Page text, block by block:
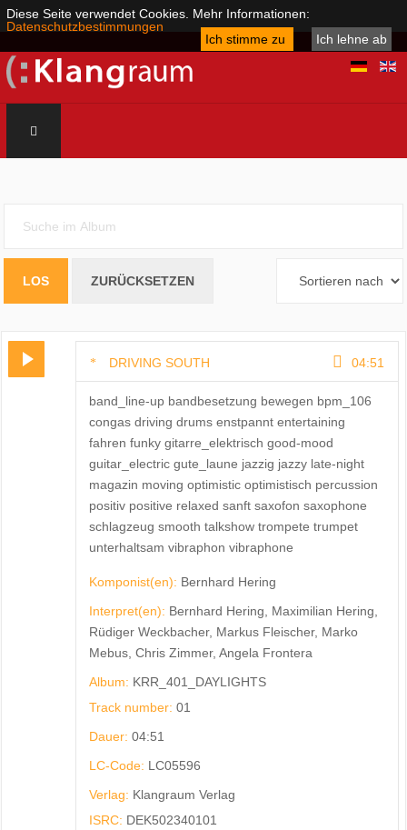
DRIVING SOUTH 04:51
band_line-up bandbesetzung bewegen bpm_106
congas driving drums enstpannt entertaining
fahren funky gitarre_elektrisch good-mood
guitar_electric gute_laune jazzig jazzy late-night
magazin moving optimistic optimistisch percussion
positiv positive relaxed sanft saxofon saxophone
schlagzeug smooth talkshow trompete trumpet
unterhaltsam vibraphon vibraphone
Komponist(en): Bernhard Hering
Interpret(en): Bernhard Hering, Maximilian Hering,
Rüdiger Weckbacher, Markus Fleischer, Marko
Mebus, Chris Zimmer, Angela Frontera
Album: KRR_401_DAYLIGHTS
Track number: 01
Dauer: 04:51
LC-Code: LC05596
Verlag: Klangraum Verlag
ISRC: DEK502340101
Diese Seite verwendet Cookies. Mehr Informationen:
Datenschutzbestimmungen
Ich stimme zu
Ich lehne ab